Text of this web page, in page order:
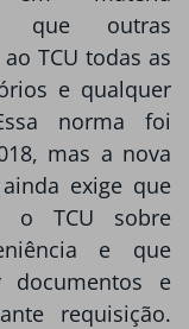
que outras
TCU todas as
e qualquer
norma foi
mas a nova
exige que
o TCU sobre
e que
documentos e
requisição.